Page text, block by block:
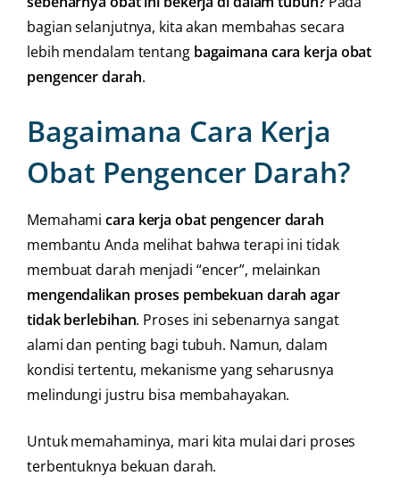
bagian selanjutnya, kita akan membahas secara
lebih mendalam tentang bagaimana cara kerja obat
pengencer darah.
Bagaimana Cara Kerja
Obat Pengencer Darah?
Memahamicara kerja obat pengencer darah
membantu Anda melihat bahwa terapi ini tidak
membuat darah menjadi “encer”, melainkan
mengendalikan proses pembekuan darah agar
tidak berlebihan. Proses ini sebenarnya sangat
alami dan penting bagi tubuh. Namun, dalam
kondisi tertentu, mekanisme yang seharusnya
melindungi justru bisa membahayakan.
Untuk memahaminya, mari kita mulai dari proses
terbentuknya bekuan darah.